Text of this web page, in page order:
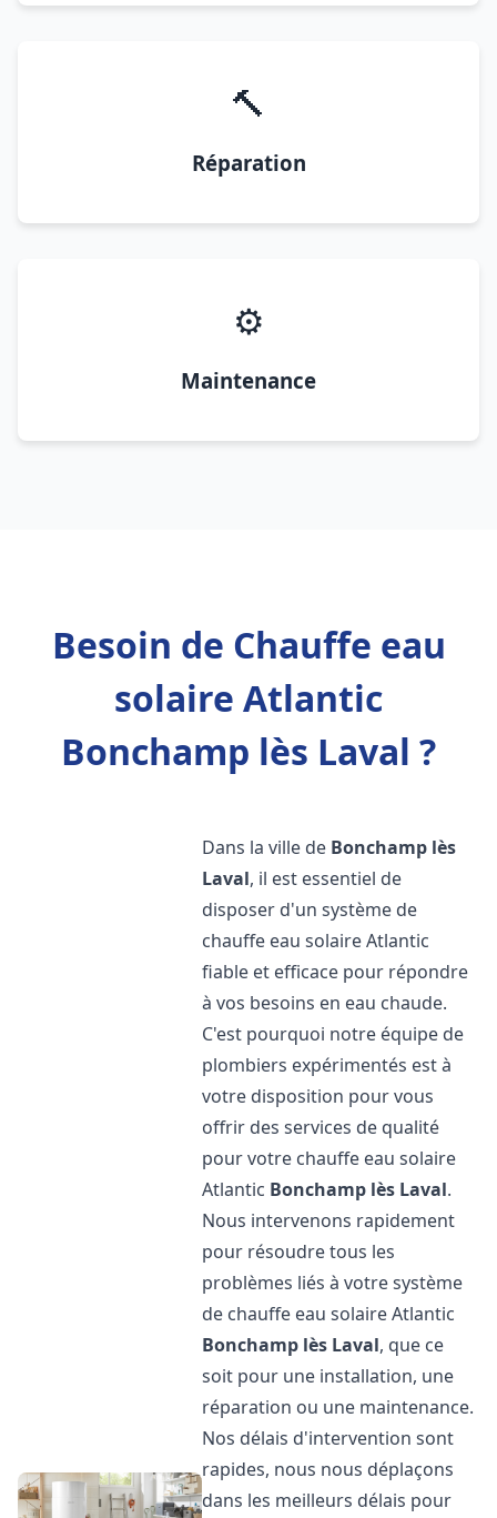
🔨
Réparation
⚙️
Maintenance
Besoin de Chauffe eau
solaire Atlantic
Bonchamp lès Laval ?
Dans la ville de Bonchamp lès
Laval, il est essentiel de
disposer d'un système de
chauffe eau solaire Atlantic
fiable et efficace pour répondre
à vos besoins en eau chaude.
C'est pourquoi notre équipe de
plombiers expérimentés est à
votre disposition pour vous
offrir des services de qualité
pour votre chauffe eau solaire
Atlantic Bonchamp lès Laval.
Nous intervenons rapidement
pour résoudre tous les
problèmes liés à votre système
de chauffe eau solaire Atlantic
Bonchamp lès Laval, que ce
soit pour une installation, une
réparation ou une maintenance.
Nos délais d'intervention sont
rapides, nous nous déplaçons
dans les meilleurs délais pour